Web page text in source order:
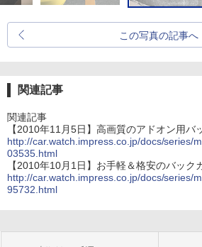
この写真の記事へ
関連記事
関連記事
【2010年11月5日】高画質のアドオン用バ
http://car.watch.impress.co.jp/docs/series/
03535.html
【2010年10月1日】お手軽＆格安のバック
http://car.watch.impress.co.jp/docs/series/
95732.html